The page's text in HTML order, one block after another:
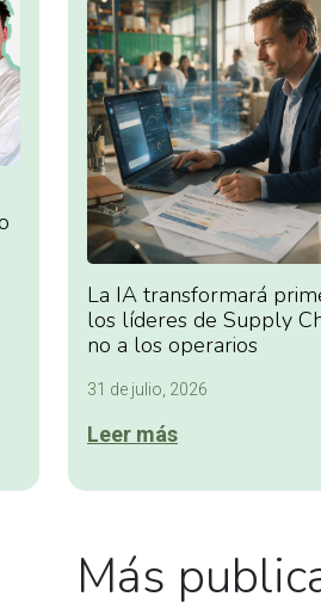
La IA transformará
los líderes de Supply
no a los operarios
31 de julio, 2026
Leer más
Más